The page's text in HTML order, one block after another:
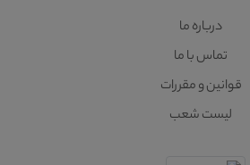
درباره ما
تماس با ما
قوانین و مقررات
لیست شعب